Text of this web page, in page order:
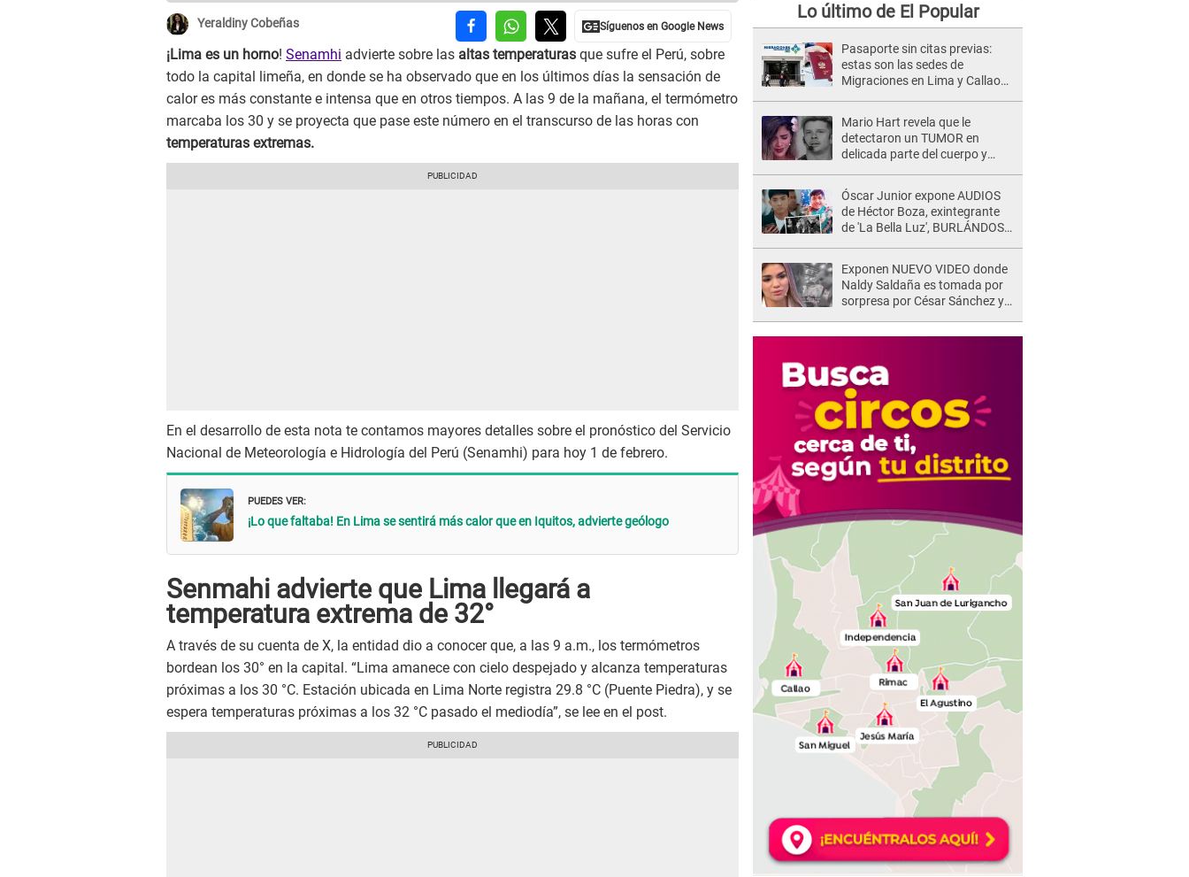
Yeraldiny Cobeñas
¡Lima es un horno! Senamhi advierte sobre las altas temperaturas que sufre el Perú, sobre
todo la capital limeña, en donde se ha observado que en los últimos días la sensación de
calor es más constante e intensa que en otros tiempos. A las 9 de la mañana, el termómetro
marcaba los 30 y se proyecta que pase este número en el transcurso de las horas con
temperaturas extremas.
En el desarrollo de esta nota te contamos mayores detalles sobre el pronóstico del Servicio
Nacional de Meteorología e Hidrología del Perú (Senamhi) para hoy 1 de febrero.
PUEDES VER:
¡Lo que faltaba! En Lima se sentirá más calor que en Iquitos, advierte geólogo
Senmahi advierte que Lima llegará a
temperatura extrema de 32°
A través de su cuenta de X, la entidad dio a conocer que, a las 9 a.m., los termómetros
bordean los 30° en la capital. “Lima amanece con cielo despejado y alcanza temperaturas
próximas a los 30 °C. Estación ubicada en Lima Norte registra 29.8 °C (Puente Piedra), y se
espera temperaturas próximas a los 32 °C pasado el mediodía”, se lee en el post.
Lo último de El Popular
Pasaporte sin citas previas:
estas son las sedes de
Migraciones en Lima y Callao
Mario Hart revela que le
detectaron un TUMOR en
delicada parte del cuerpo y
muy fuertes..."
Óscar Junior expone AUDIOS
de Héctor Boza, exintegrante
de 'La Bella Luz', BURLÁNDOSE
Exponen NUEVO VIDEO donde
Naldy Saldaña es tomada por
sorpresa por César Sánchez y